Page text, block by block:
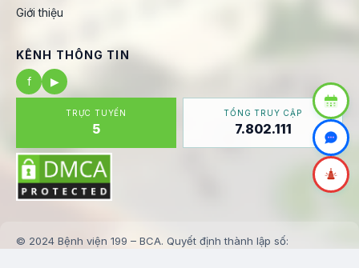
Giới thiệu
KÊNH THÔNG TIN
f
▶
TRỰC TUYẾN
5
TỔNG TRUY CẬP
7.802.111
© 2024 Bệnh viện 199 – BCA. Quyết định thành lập số: